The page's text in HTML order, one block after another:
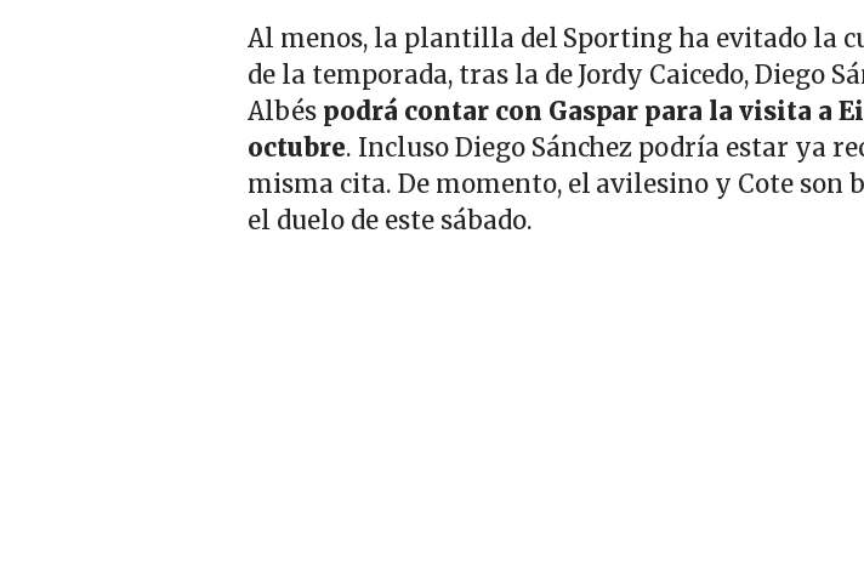
Al menos, la plantilla del Sporting ha evitado la
de la temporada, tras la de Jordy Caicedo, Diego
Albés podrá contar con Gaspar para la visita a
octubre. Incluso Diego Sánchez podría estar ya
misma cita. De momento, el avilesino y Cote son
el duelo de este sábado.